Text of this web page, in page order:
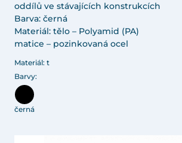
oddílů ve stávajících konstrukcích
Barva: černá
Materiál: tělo – Polyamid (PA)
matice – pozinkovaná ocel
Materiál: t
Barvy:
černá